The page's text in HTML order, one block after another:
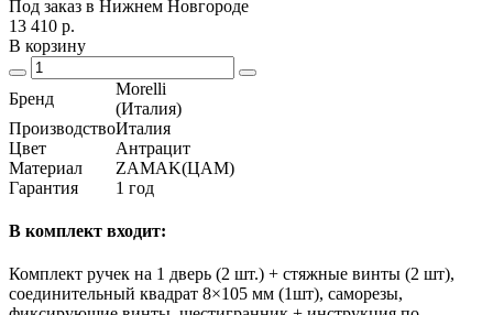
Под заказ в Нижнем Новгороде
13 410 р.
В корзину
Бренд
Morelli
(Италия)
ПроизводствоИталия
Цвет
Антрацит
Материал
ZAMAK(ЦАМ)
Гарантия
1 год
В комплект входит:
Комплект ручек на 1 дверь (2 шт.) + стяжные винты (2 шт),
соединительный квадрат 8×105 мм (1шт), саморезы,